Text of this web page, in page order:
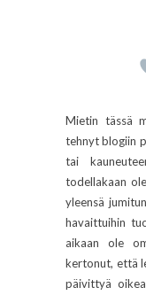
Mietin tässä
tehnyt blogiin
tai
todellakaan
yleensä
havaittuihin
aikaan ole
kertonut, että
päivittyä